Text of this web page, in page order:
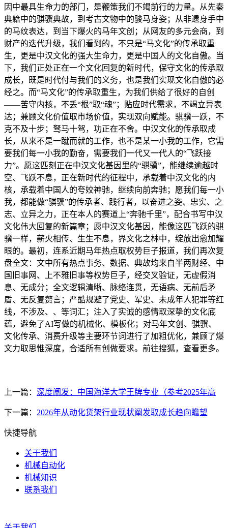
因中最具生命力的部门，是鞭策我们不竭前行的力量。从先秦
典籍中的骐骥典故，到考古文物中的骏马身姿；从非遗身手中
的马纹表达，到当下爆火的马年文创；从网友的多元会商，到
财产的迭代升级，我们看到的，不只是“马文化”的传承取重
生，更是中汉文化的强大生命力，更是中国人的文化自傲。当
下，我们正处正在一个文化回复的新时代，保守文化的传承取
成长，既是时代付与我们的义务，也是我们实现文化自傲的必
经之。而“马文化”的传承取重生，为我们供给了很好的自创
——苦守内核，不丢“根”取“魂”；贴应时代需求，不竭立异表
达；兼顾文化价值取市场价值，实现双向赋能。骐骥一跃，不
克不及十步；驽马十驾，功正在不舍。中汉文化的传承取成
长，从来不是一蹴而就的工作，也不是某一小我的工作，它需
要我们每一小我的勤奋，需要我们一代又一代人的“飞跃接
力”。愿这匹刻正在中汉文化基因里的“骐骥”，能继续逾越时
空、飞跃不息，正在新时代的征程中，承载着中汉文化的内
核，承载着中国人的夸姣神驰，继续向前奔驰；愿我们每一小
我，都能做“骐骥”的传承者、践行者，以奋进之姿、忠实、之
志、立异之力，正在本人的赛道上“奔驰千里”，配合书写中汉
文化伟大回复的新篇章；愿中汉文化基因，能像这匹飞跃的骐
骥一样，薪火相传、生生不息，界文化之林中，绽放出愈加耀
眼的。最初，连系近期马年热点取权势巨子报道，我们再次复
盘全文：文中所有热点事务、数据、典故均来自半两财经、中
国旧事网、上不雅旧事等权势巨子，经交叉验证，无虚假消
息、无成分；全文逻辑清晰、脉络连贯，无语病、无前后矛
盾、无反复赘言；严酷规避了党史、军史、未成年人犯罪等红
线，不涉及、、等词汇；注入了实诚的感情取深挚的文化底
蕴，避免了AI写做的机械化、模板化；对马年文创、骐骥、
文化传承、消费升级等主要环节词进行了加粗优化，兼顾了爆
文力取思惟深度，合适所有创做要求。前往搜狐，查看更多。
上一篇： 深度阐发：中国海洋大学王牌专业（参考2025年高
下一篇： 2026年从动化货架行业现状阐发取成长趋向瞻望
快捷导航
关于我们
机械自动化
机械知识
联系我们